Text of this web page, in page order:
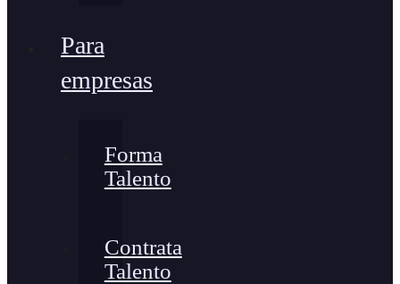
Para
empresas
Forma
Talento
Contrata
Talento